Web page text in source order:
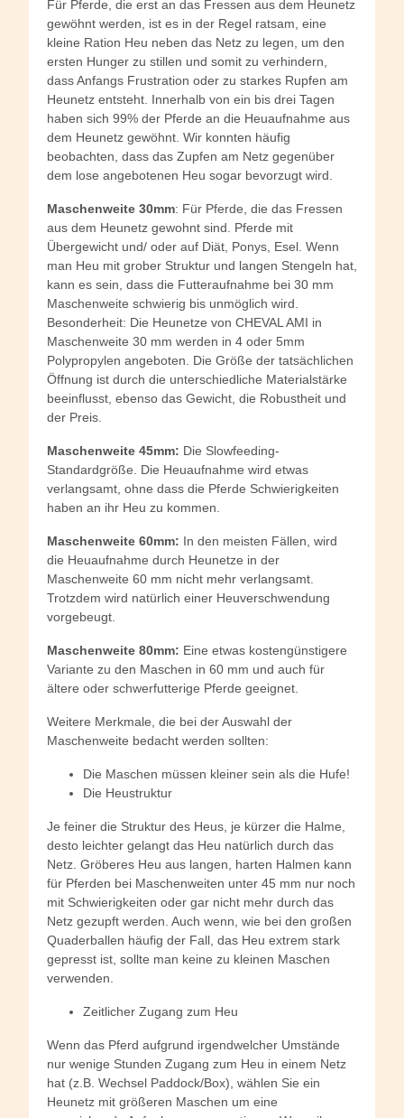
Für Pferde, die erst an das Fressen aus dem Heunetz
gewöhnt werden, ist es in der Regel ratsam, eine
kleine Ration Heu neben das Netz zu legen, um den
ersten Hunger zu stillen und somit zu verhindern,
dass Anfangs Frustration oder zu starkes Rupfen am
Heunetz entsteht. Innerhalb von ein bis drei Tagen
haben sich 99% der Pferde an die Heuaufnahme aus
dem Heunetz gewöhnt. Wir konnten häufig
beobachten, dass das Zupfen am Netz gegenüber
dem lose angebotenen Heu sogar bevorzugt wird.
Maschenweite 30mm: Für Pferde, die das Fressen
aus dem Heunetz gewohnt sind. Pferde mit
Übergewicht und/ oder auf Diät, Ponys, Esel. Wenn
man Heu mit grober Struktur und langen Stengeln hat,
kann es sein, dass die Futteraufnahme bei 30 mm
Maschenweite schwierig bis unmöglich wird.
Besonderheit: Die Heunetze von CHEVAL AMI in
Maschenweite 30 mm werden in 4 oder 5mm
Polypropylen angeboten. Die Größe der tatsächlichen
Öffnung ist durch die unterschiedliche Materialstärke
beeinflusst, ebenso das Gewicht, die Robustheit und
der Preis.
Maschenweite 45mm: Die Slowfeeding-
Standardgröße. Die Heuaufnahme wird etwas
verlangsamt, ohne dass die Pferde Schwierigkeiten
haben an ihr Heu zu kommen.
Maschenweite 60mm: In den meisten Fällen, wird
die Heuaufnahme durch Heunetze in der
Maschenweite 60 mm nicht mehr verlangsamt.
Trotzdem wird natürlich einer Heuverschwendung
vorgebeugt.
Maschenweite 80mm: Eine etwas kostengünstigere
Variante zu den Maschen in 60 mm und auch für
ältere oder schwerfutterige Pferde geeignet.
Weitere Merkmale, die bei der Auswahl der
Maschenweite bedacht werden sollten:
Die Maschen müssen kleiner sein als die Hufe!
Die Heustruktur
Je feiner die Struktur des Heus, je kürzer die Halme,
desto leichter gelangt das Heu natürlich durch das
Netz. Gröberes Heu aus langen, harten Halmen kann
für Pferden bei Maschenweiten unter 45 mm nur noch
mit Schwierigkeiten oder gar nicht mehr durch das
Netz gezupft werden. Auch wenn, wie bei den großen
Quaderballen häufig der Fall, das Heu extrem stark
gepresst ist, sollte man keine zu kleinen Maschen
verwenden.
Zeitlicher Zugang zum Heu
Wenn das Pferd aufgrund irgendwelcher Umstände
nur wenige Stunden Zugang zum Heu in einem Netz
hat (z.B. Wechsel Paddock/Box), wählen Sie ein
Heunetz mit größeren Maschen um eine